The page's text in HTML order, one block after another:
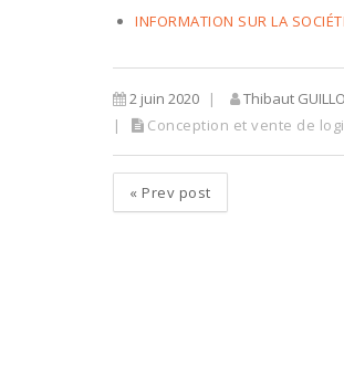
INFORMATION SUR LA
2 juin 2020
Thibaut
Conception et vente de
« Prev post